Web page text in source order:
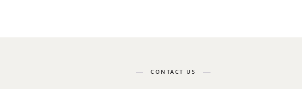
CONTACT US